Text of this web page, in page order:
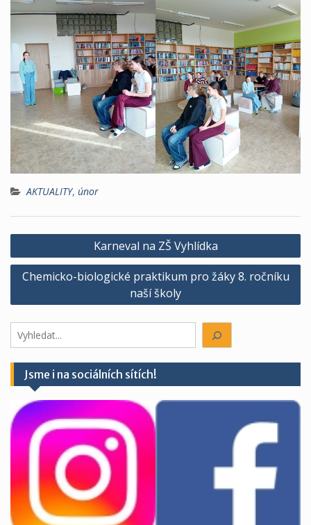
AKTUALITY, únor
Navigace
pro
příspěvek
Karneval na ZŠ Vyhlídka
Chemicko-biologické praktikum pro žáky 8. ročníku
naší školy
Hledáte
něco?
Jsme i na sociálních sítích!